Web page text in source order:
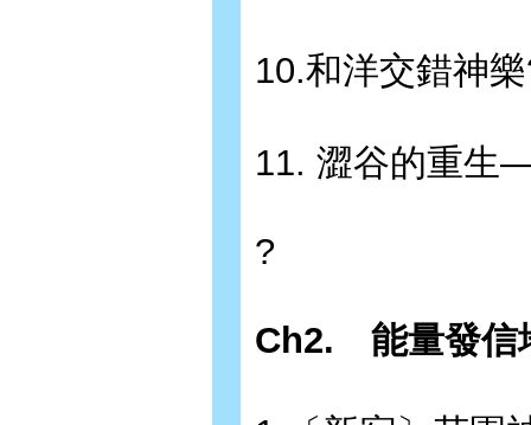
10.和洋交錯神
11. 澀谷的重生
?
Ch2. 能量發信